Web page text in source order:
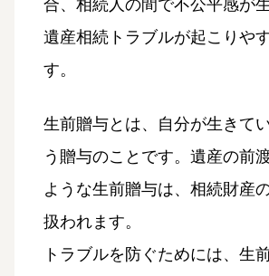
合、相続人の間で不公平感が
遺産相続トラブルが起こりや
す。
生前贈与とは、自分が生きて
う贈与のことです。遺産の前
ような生前贈与は、相続財産
扱われます。
トラブルを防ぐためには、生